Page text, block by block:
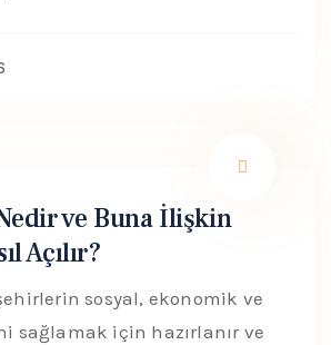
ve Buna İlişkin
Açılır?
sosyal, ekonomik ve
sağlamak için hazırlanır ve